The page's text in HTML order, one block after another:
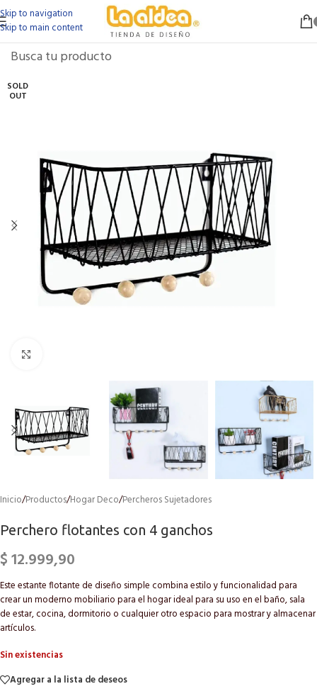
Skip to navigation
Skip to main content
SOLD
OUT
Inicio/Productos/Hogar Deco/Percheros Sujetadores
Perchero flotantes con 4 ganchos
$12.999,90
Este estante flotante de diseño simple combina estilo y funcionalidad para
crear un moderno mobiliario para el hogar ideal para su uso en el baño, sala
de estar, cocina, dormitorio o cualquier otro espacio para mostrar y almacenar
artículos.
Sin existencias
Agregar a la lista de deseos